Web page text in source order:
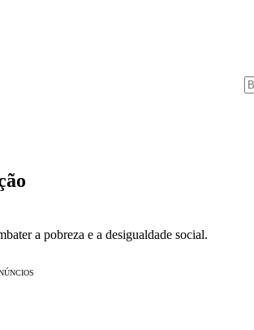
a pobreza e a desigualdade social.